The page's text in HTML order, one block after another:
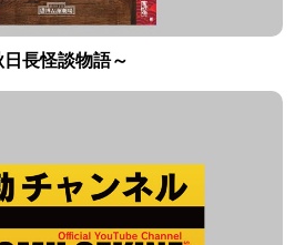
長怪談物語～